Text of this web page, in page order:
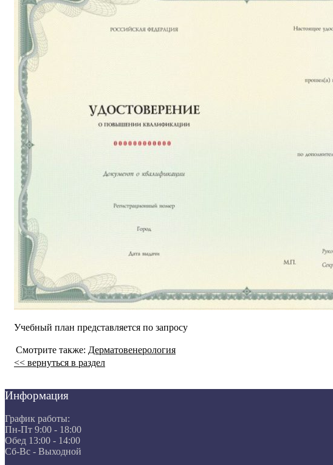
Учебный план представляется по запросу
Смотрите также: Дерматовенерология
<< вернуться в раздел
Информация
График работы:
Пн-Пт 9:00 - 18:00
Обед 13:00 - 14:00
Сб-Вс - Выходной